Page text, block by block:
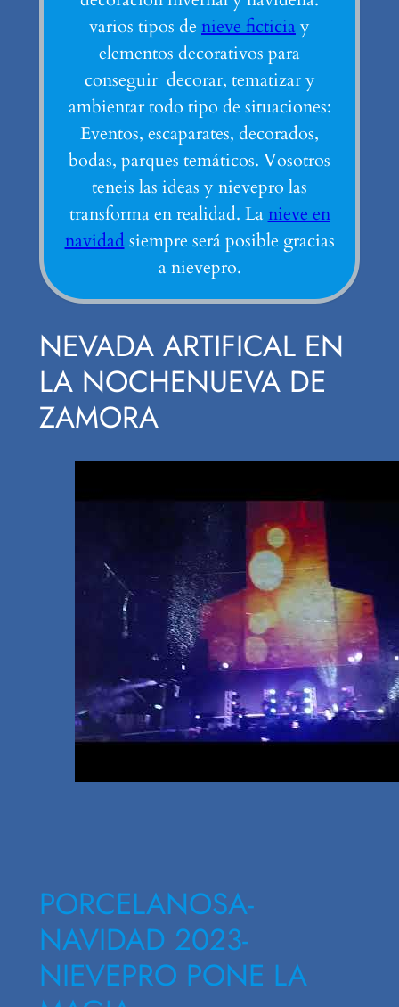
varios tipos de nieve ficticia y
elementos decorativos para
conseguir decorar, tematizar y
ambientar todo tipo de situaciones:
Eventos, escaparates, decorados,
bodas, parques temáticos. Vosotros
teneis las ideas y nievepro las
transforma en realidad. La nieve en
navidad siempre será posible gracias
a nievepro.
NEVADA ARTIFICAL EN
LA NOCHENUEVA DE
ZAMORA
PORCELANOSA-
NAVIDAD 2023-
NIEVEPRO PONE LA